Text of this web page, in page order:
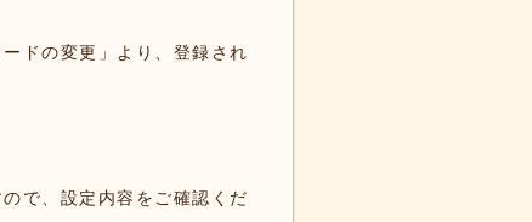
ドの変更」より、登録され
で、設定内容をご確認くだ